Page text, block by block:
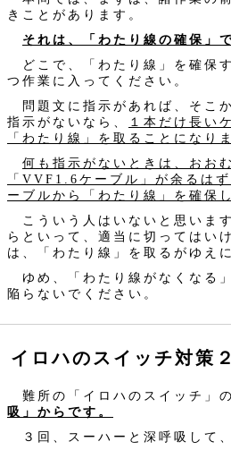
きことがあります。
それは、「わたり線の確保」
どこで、「わたり線」を確保
つ作業に入ってください。
問題文に指示があれば、そこ
指示がないなら、
１本だけ長い
「わたり線」を取ることになり
何も指示がないときは、おお
「VVF1.6ケーブル」が余るは
ーブルから「わたり線」を確保
こういう人はいないと思いま
らといって、適当に切ってはい
は、「わたり線」を取るがゆえ
ゆめ、「わたり線がなくなる
陥らないでください。
イロハのスイッチ対策
難所の「イロハのスイッチ」
吸」からです。
３回、スーハーと深呼吸して